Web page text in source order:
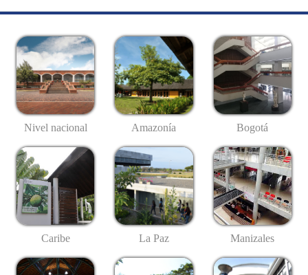
Nivel nacional Amazonía Bogotá
Caribe La Paz Manizales